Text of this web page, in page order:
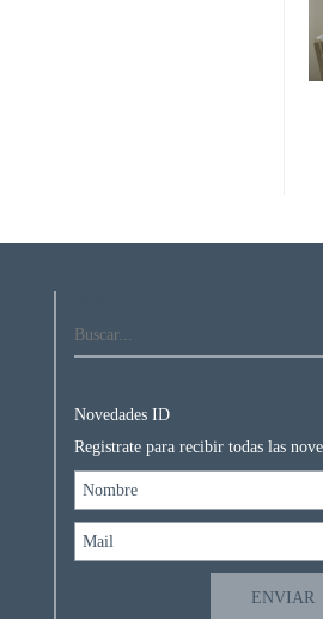
Novedades ID
Registrate para recibir todas las